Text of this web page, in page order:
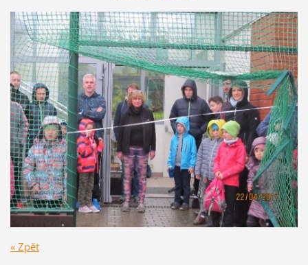
« Zpět